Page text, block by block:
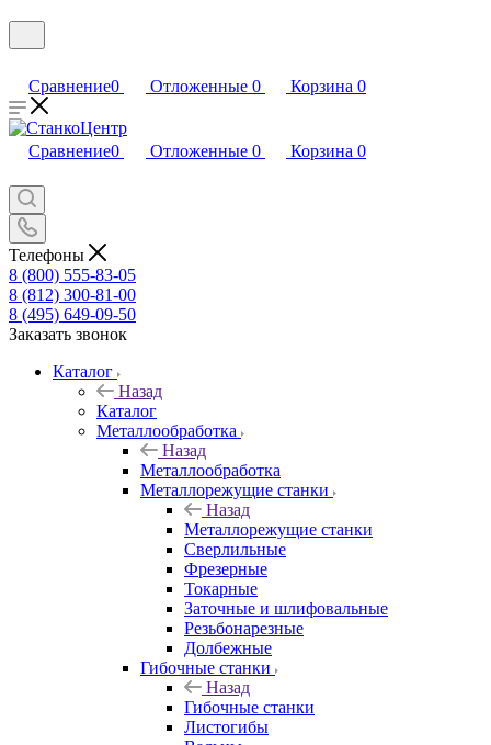
Сравнение0 Отложенные 0 Корзина 0
Сравнение0 Отложенные 0 Корзина 0
Телефоны
8 (800) 555-83-05
8 (812) 300-81-00
8 (495) 649-09-50
Заказать звонок
Каталог
Назад
Каталог
Металлообработка
Назад
Металлообработка
Металлорежущие станки
Назад
Металлорежущие станки
Сверлильные
Фрезерные
Токарные
Заточные и шлифовальные
Резьбонарезные
Долбежные
Гибочные станки
Назад
Гибочные станки
Листогибы